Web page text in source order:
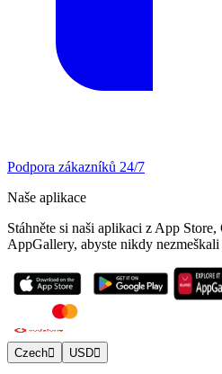
Podpora zákazníků 24/7
Naše aplikace
Stáhněte si naši aplikaci z App
AppGallery, abyste nikdy
Czech USD